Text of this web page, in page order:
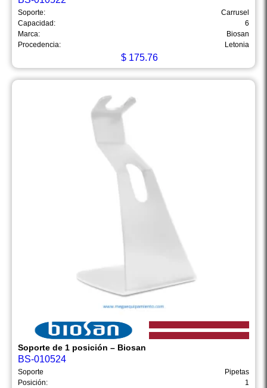
Soporte:
Carrusel
Capacidad:
6
Marca:
Biosan
Procedencia:
Letonia
$ 175.76
Soporte de 1 posición – Biosan
BS-010524
Soporte
Pipetas
Posición:
1